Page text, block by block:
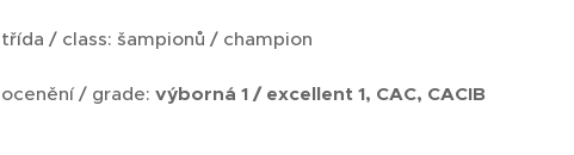
třída / class: šampionů / champion
ocenění / grade: výborná 1 / excellent 1, CAC, CACIB